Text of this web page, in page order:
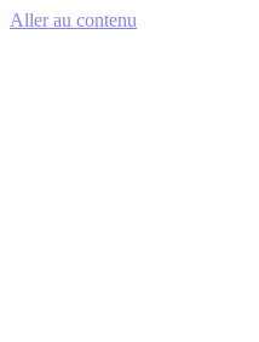
Aller au contenu